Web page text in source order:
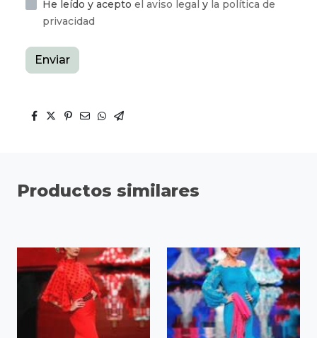
He leído y acepto el aviso legal y la política de
privacidad
Enviar
Productos similares